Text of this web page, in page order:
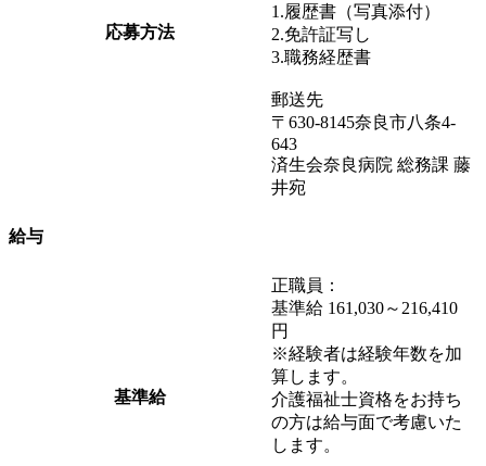
応募方法
1.履歴書（写真添付）
2.免許証写し
3.職務経歴書
郵送先
〒630-8145奈良市八条4-
643
済生会奈良病院 総務課 藤
井宛
給与
基準給
正職員：
基準給 161,030～216,410
円
※経験者は経験年数を加
算します。
介護福祉士資格をお持ち
の方は給与面で考慮いた
します。